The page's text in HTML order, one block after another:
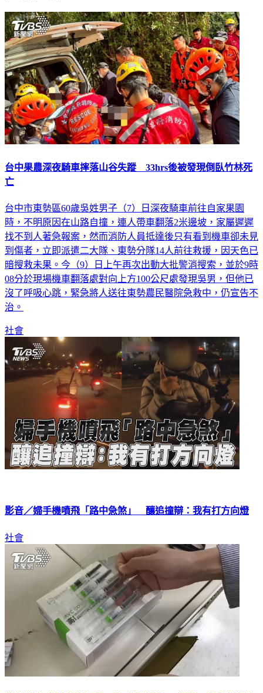
台中果農深夜騎車摔落山谷失蹤 33hrs後被發現倒臥竹林死
亡
台中市東勢區60歲吳姓男子（7）日深夜騎車前往自家果園
時，不明原因在山路自撞，連人帶車翻落2米邊坡，家屬遲遲
找不到人著急報案，然而消防人員抵達後只有看到機車卻未見
到傷者，立即派遣二大隊、東勢分隊14人前往救援，因天色已
暗搜救未果。今（9）日上午再次出動大批警消搜索，並於9時
08分於現場機車翻落處對向上方100公尺處發現吳男，但他已
沒了呼吸心跳，緊急將人送往東勢農民醫院急救中，仍宣告不
治。
社會
影音／婦手機噴飛「路中急煞」 釀追撞辯：我有打方向燈
社會